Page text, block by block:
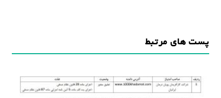
ی
پست های مرتبط